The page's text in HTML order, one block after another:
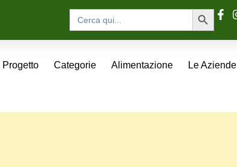
Search
for:
Search Button
Progetto Categorie Alimentazione Le Aziende